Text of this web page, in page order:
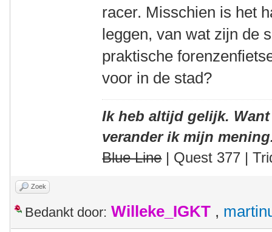
racer. Misschien is het
leggen, van wat zijn de
praktische
voor in de stad?
Ik heb altijd gelijk.
verander ik mijn
Blue Line| Quest 377 |
Zoek
Bedankt door: Willeke_IGKT ,